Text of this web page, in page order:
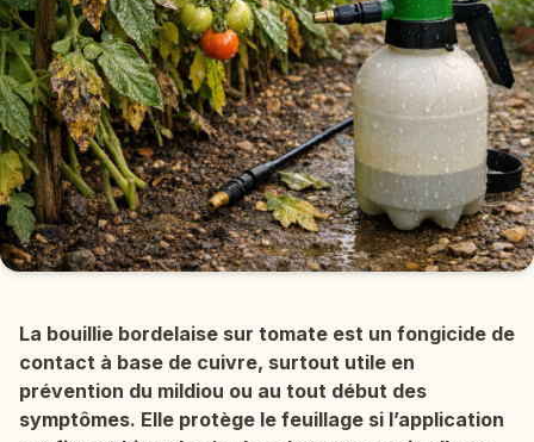
La bouillie bordelaise sur tomate est un fongicide de
contact à base de cuivre, surtout utile en
prévention du mildiou ou au tout début des
symptômes. Elle protège le feuillage si l’application